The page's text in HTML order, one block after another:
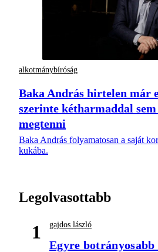
alkotmánybíróság
Baka András hirtelen már
szerinte kétharmaddal
megtenni
Baka András folyamatosan a saját
kukába.
Legolvasottabb
1 gajdos lászló
Egyre botrányosabb